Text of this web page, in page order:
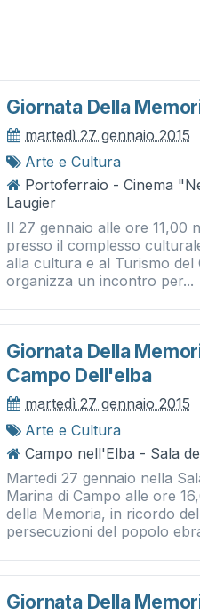
Giornata Della
martedì 27 gennaio 2015
Arte e Cultura
Portoferraio - Cinema
Laugier
Il 27 gennaio alle ore 11,00
presso il complesso
alla cultura e al Turismo
organizza un incontro per...
Giornata Della
Campo Dell'elba
martedì 27 gennaio 2015
Arte e Cultura
Campo nell'Elba - Sala
Martedi 27 gennaio nella
Marina di Campo alle ore
della Memoria, in ricordo
persecuzioni del popolo
Giornata Della